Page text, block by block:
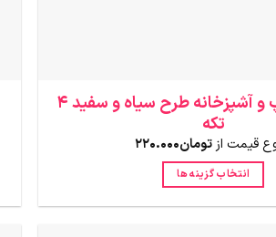
تابلو کافی شاپ و آشپزخانه طرح سیاه و سفید 4
تکه
قیمت از تومان220.000
انتخاب گزینه ها